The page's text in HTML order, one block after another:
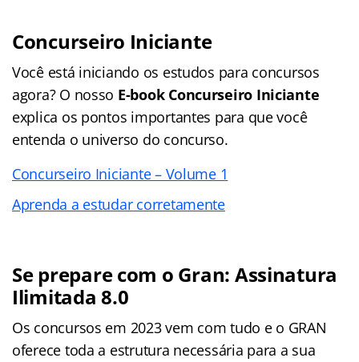
Concurseiro Iniciante
Você está iniciando os estudos para concursos
agora? O nosso E-book Concurseiro Iniciante
explica os pontos importantes para que você
entenda o universo do concurso.
Concurseiro Iniciante – Volume 1
Aprenda a estudar corretamente
Se prepare com o Gran: Assinatura
Ilimitada 8.0
Os concursos em 2023 vem com tudo e o GRAN
oferece toda a estrutura necessária para a sua